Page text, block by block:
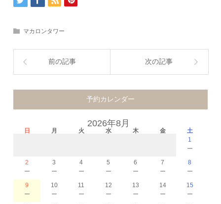
マカロンタワー
前の記事 次の記事
予約カレンダー
2026年8月
日 月 火 水 木 金
土
1
－
2
－
3
－
4
－
5
－
6
－
7
－
8
－
9
－
10
－
11
－
12
－
13
－
14
－
15
－